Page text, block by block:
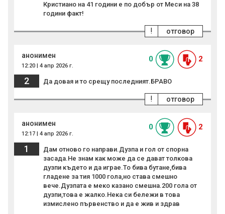
Кристиано на 41 години е по добър от Меси на 38
години факт!
отговор
!
анонимен
12:20 | 4 апр 2026 г.
0 2
2 Да довая и то срещу последният.БРАВО
отговор
!
анонимен
12:17 | 4 апр 2026 г.
0 2
1
Дам отново го направи.Дузпа и гол от спорна
засада.Не знам как може да се дават толкова
дузпи където и да играе.То бива бутане,бива
гладене за тия 1000 гола,но става смешно
вече.Дузпата е меко казано смешна.200 гола от
дузпи,това е жалко.Нека си бележи в това
измислено първенство и да е жив и здрав